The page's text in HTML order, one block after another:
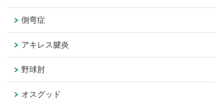
側弯症
アキレス腱炎
野球肘
オスグッド